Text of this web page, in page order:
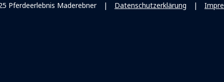
Pferdeerlebnis Maderebner | Datenschutzerklärung |